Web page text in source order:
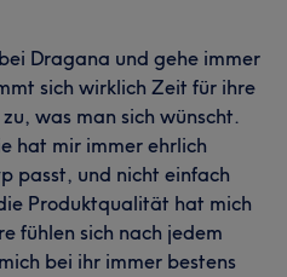
Dragana und gehe immer
sich wirklich Zeit für ihre
was man sich wünscht.
hat mir immer ehrlich
passt, und nicht einfach
Produktqualität hat mich
fühlen sich nach jedem
bei ihr immer bestens